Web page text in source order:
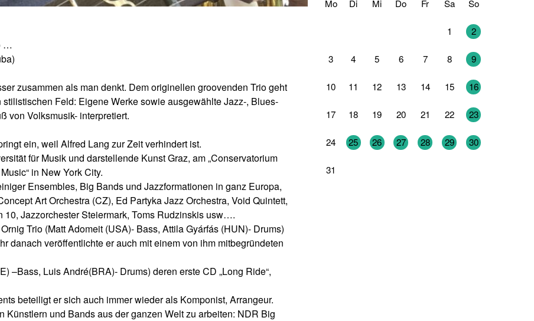
…
zusammen als man denkt. Dem originellen groovenden Trio geht
Feld: Eigene Werke sowie ausgewählte Jazz-, Blues-
von Volksmusik- interpretiert.
ein, weil Alfred Lang zur Zeit verhindert ist.
für Musik und darstellende Kunst Graz, am „Conservatorium
in New York City.
Ensembles, Big Bands und Jazzformationen in ganz Europa,
Art Orchestra (CZ), Ed Partyka Jazz Orchestra, Void Quintett,
Jazzorchester Steiermark, Toms Rudzinskis usw….
Trio (Matt Adomeit (USA)- Bass, Attila Gyárfás (HUN)- Drums)
danach veröffentlichte er auch mit einem von ihm mitbegründeten
–Bass, Luis André(BRA)- Drums) deren erste CD „Long Ride“,
beteiligt er sich auch immer wieder als Komponist, Arrangeur.
Künstlern und Bands aus der ganzen Welt zu arbeiten: NDR Big
Mo Di Mi Do Fr Sa So
1 2
3 4 5 6 7 8 9
10 11 12 13 14 15 16
17 18 19 20 21 22 23
24 25 26 27 28 29 30
31